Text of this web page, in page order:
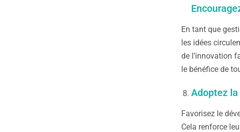
En tant que
les idées
de l’innovation
le bénéfice de
Adoptez
Favorisez le
Cela renforce